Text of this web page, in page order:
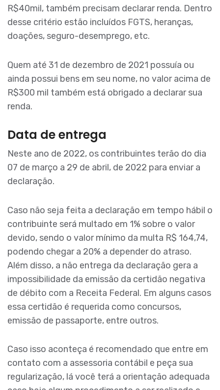
R$40mil, também precisam declarar renda. Dentro
desse critério estão incluídos FGTS, heranças,
doações, seguro-desemprego, etc.
Quem até 31 de dezembro de 2021 possuía ou
ainda possui bens em seu nome, no valor acima de
R$300 mil também está obrigado a declarar sua
renda.
Data de entrega
Neste ano de 2022, os contribuintes terão do dia
07 de março a 29 de abril, de 2022 para enviar a
declaração.
Caso não seja feita a declaração em tempo hábil o
contribuinte será multado em 1% sobre o valor
devido, sendo o valor mínimo da multa R$ 164,74,
podendo chegar a 20% a depender do atraso.
Além disso, a não entrega da declaração gera a
impossibilidade da emissão da certidão negativa
de débito com a Receita Federal. Em alguns casos
essa certidão é requerida como concursos,
emissão de passaporte, entre outros.
Caso isso aconteça é recomendado que entre em
contato com a assessoria contábil e peça sua
regularização, lá você terá a orientação adequada